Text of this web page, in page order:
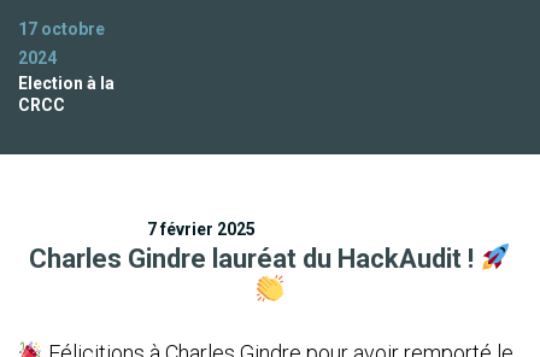
17 octobre
2024
Election à la
CRCC
7 février 2025
Charles Gindre lauréat du HackAudit !